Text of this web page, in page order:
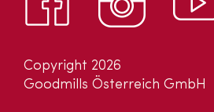
Copyright 2026
Goodmills Österreich GmbH